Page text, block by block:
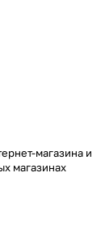
магазина и
магазинах